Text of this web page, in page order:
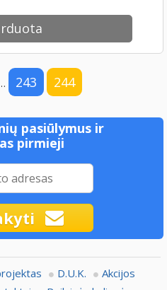
243 244
pasiūlymus ir
pirmieji
D.U.K.
Akcijos